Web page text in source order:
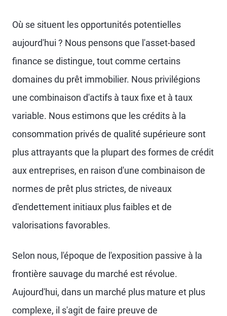
Où se situent les opportunités potentielles
aujourd'hui ? Nous pensons que l'asset-based
finance se distingue, tout comme certains
domaines du prêt immobilier. Nous privilégions
une combinaison d'actifs à taux fixe et à taux
variable. Nous estimons que les crédits à la
consommation privés de qualité supérieure sont
plus attrayants que la plupart des formes de crédit
aux entreprises, en raison d'une combinaison de
normes de prêt plus strictes, de niveaux
d'endettement initiaux plus faibles et de
valorisations favorables.
Selon nous, l'époque de l'exposition passive à la
frontière sauvage du marché est révolue.
Aujourd'hui, dans un marché plus mature et plus
complexe, il s'agit de faire preuve de